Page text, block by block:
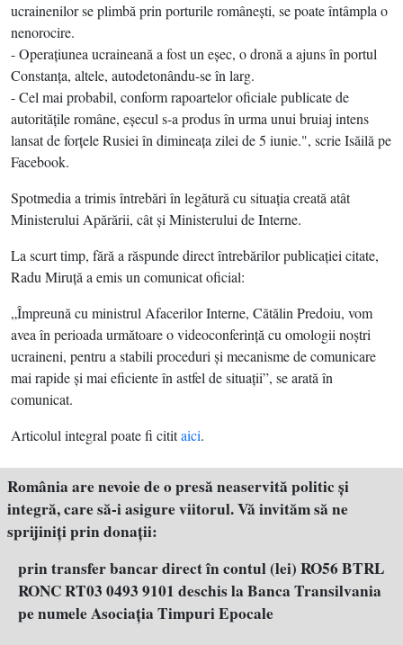
ucrainenilor se plimbă prin porturile româneşti, se poate întâmpla o
nenorocire.
- Operaţiunea ucraineană a fost un eşec, o dronă a ajuns în portul
Constanţa, altele, autodetonându-se în larg.
- Cel mai probabil, conform rapoartelor oficiale publicate de
autorităţile române, eşecul s-a produs în urma unui bruiaj intens
lansat de forţele Rusiei în dimineaţa zilei de 5 iunie.", scrie Isăilă pe
Facebook.
Spotmedia a trimis întrebări în legătură cu situaţia creată atât
Ministerului Apărării, cât şi Ministerului de Interne.
La scurt timp, fără a răspunde direct întrebărilor publicaţiei citate,
Radu Miruţă a emis un comunicat oficial:
„Împreună cu ministrul Afacerilor Interne, Cătălin Predoiu, vom
avea în perioada următoare o videoconferinţă cu omologii noştri
ucraineni, pentru a stabili proceduri şi mecanisme de comunicare
mai rapide şi mai eficiente în astfel de situaţii”, se arată în
comunicat.
Articolul integral poate fi cititaici.
România are nevoie de o presă neaservită politic şi
integră, care să-i asigure viitorul. Vă invităm să ne
sprijiniţi prin donaţii:
prin transfer bancar direct în contul (lei) RO56 BTRL
RONC RT03 0493 9101 deschis la Banca Transilvania
pe numele Asociația Timpuri Epocale